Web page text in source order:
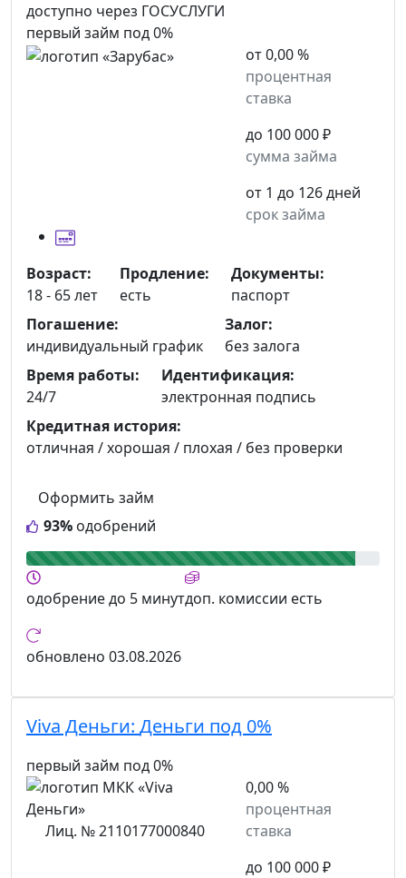
доступно через ГОСУСЛУГИ
первый займ под 0%
от 0,00 %
процентная
ставка
до 100 000 ₽
сумма займа
от 1 до 126 дней
срок займа
93% одобрений
Оформить займ
Возраст:
18 - 65 лет
Продление:
есть
Документы:
паспорт
Погашение:
индивидуальный график
Залог:
без залога
Время работы:
24/7
Идентификация:
электронная подпись
Кредитная история:
отличная / хорошая / плохая / без проверки
одобрениедо 5 минутдоп. комиссии есть
обновлено 03.08.2026
Viva Деньги: Деньги под 0%
первый займ под 0%
Лиц. № 2110177000840
0,00 %
процентная
ставка
до 100 000 ₽